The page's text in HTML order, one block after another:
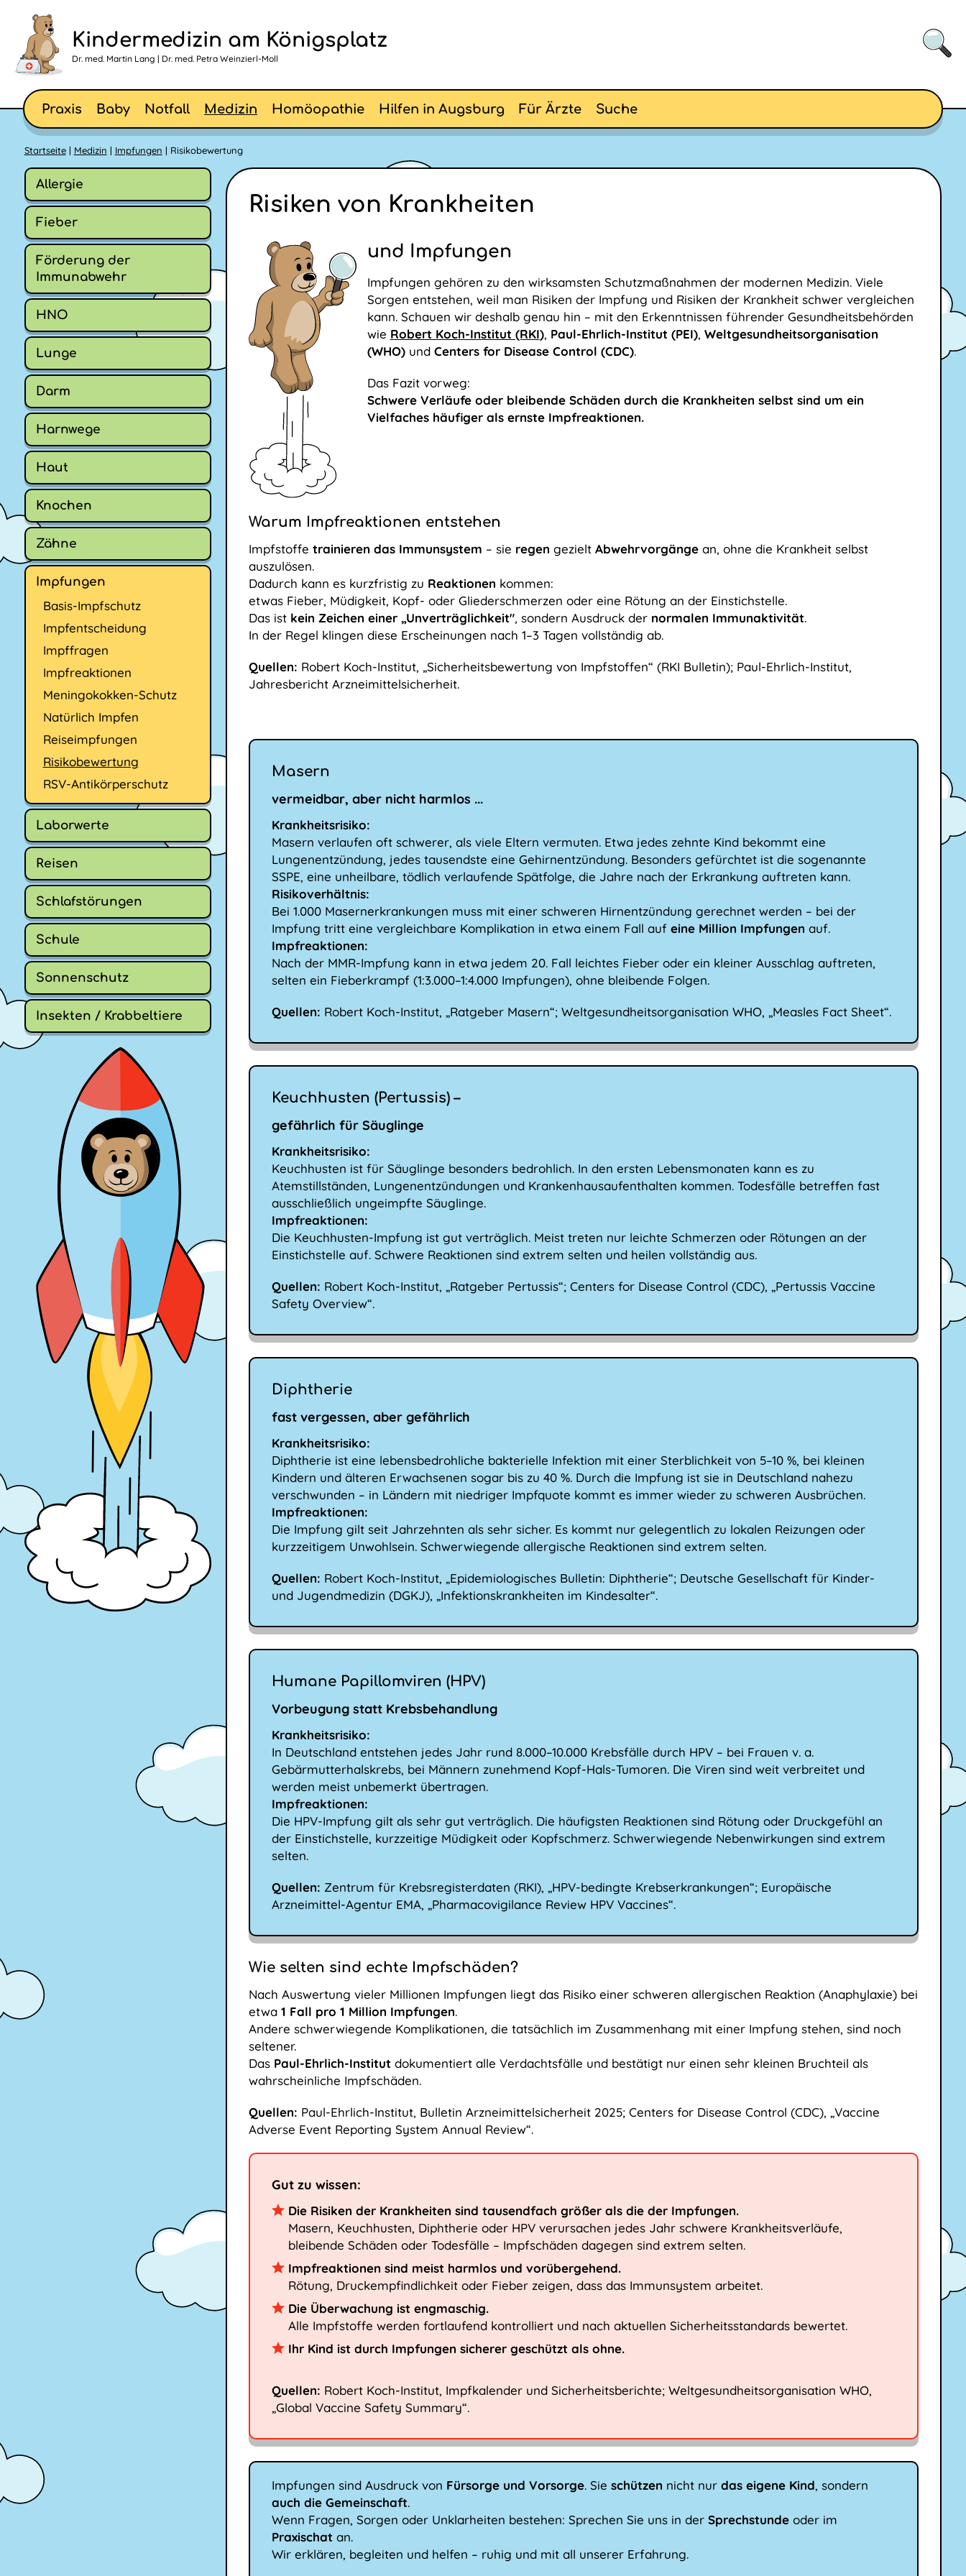
Kindermedizin am Königsplatz
Dr. med. Martin Lang | Dr. med. Petra Weinzierl-Moll
Praxis Baby Notfall Medizin Homöopathie Hilfen in Augsburg Für Ärzte Suche
Startseite| Medizin | Impfungen | Risikobewertung
Allergie
Fieber
Förderung der
Immunabwehr
HNO
Lunge
Darm
Harnwege
Haut
Knochen
Zähne
Impfungen
Basis-Impfschutz
Impfentscheidung
Impffragen
Impfreaktionen
Meningokokken-Schutz
Natürlich Impfen
Reiseimpfungen
Risikobewertung
RSV-Antikörperschutz
Laborwerte
Reisen
Schlafstörungen
Schule
Sonnenschutz
Insekten / Krabbeltiere
Risiken von Krankheiten
und Impfungen
Impfungen gehören zu den wirksamsten Schutzmaßnahmen der modernen Medizin. Viele
Sorgen entstehen, weil man Risiken der Impfung und Risiken der Krankheit schwer vergleichen
kann. Schauen wir deshalb genau hin – mit den Erkenntnissen führender Gesundheitsbehörden
wie Robert Koch-Institut (RKI), Paul-Ehrlich-Institut (PEI), Weltgesundheitsorganisation
(WHO)und Centers for Disease Control (CDC).
Das Fazit vorweg:
Schwere Verläufe oder bleibende Schäden durch die Krankheiten selbst sind um ein
Vielfaches häufiger als ernste Impfreaktionen.
Warum Impfreaktionen entstehen
Impfstoffe trainieren das Immunsystem – sie regen gezielt Abwehrvorgänge an, ohne die Krankheit selbst
auszulösen.
Dadurch kann es kurzfristig zu Reaktionen kommen:
etwas Fieber, Müdigkeit, Kopf- oder Gliederschmerzen oder eine Rötung an der Einstichstelle.
Das ist kein Zeichen einer „Unverträglichkeit", sondern Ausdruck der normalen Immunaktivität.
In der Regel klingen diese Erscheinungen nach 1–3 Tagen vollständig ab.
Quellen: Robert Koch-Institut, „Sicherheitsbewertung von Impfstoffen“ (RKI Bulletin); Paul-Ehrlich-Institut,
Jahresbericht Arzneimittelsicherheit.
Masern
vermeidbar, aber nicht harmlos ...
Krankheitsrisiko:
Masern verlaufen oft schwerer, als viele Eltern vermuten. Etwa jedes zehnte Kind bekommt eine
Lungenentzündung, jedes tausendste eine Gehirnentzündung. Besonders gefürchtet ist die sogenannte
SSPE, eine unheilbare, tödlich verlaufende Spätfolge, die Jahre nach der Erkrankung auftreten kann.
Risikoverhältnis:
Bei 1.000 Masernerkrankungen muss mit einer schweren Hirnentzündung gerechnet werden – bei der
Impfung tritt eine vergleichbare Komplikation in etwa einem Fall auf eine Million Impfungen auf.
Impfreaktionen:
Nach der MMR-Impfung kann in etwa jedem 20. Fall leichtes Fieber oder ein kleiner Ausschlag auftreten,
selten ein Fieberkrampf (1:3.000–1:4.000 Impfungen), ohne bleibende Folgen.
Quellen: Robert Koch-Institut, „Ratgeber Masern“; Weltgesundheitsorganisation WHO, „Measles Fact Sheet“.
Keuchhusten (Pertussis) –
gefährlich für Säuglinge
Krankheitsrisiko:
Keuchhusten ist für Säuglinge besonders bedrohlich. In den ersten Lebensmonaten kann es zu
Atemstillständen, Lungenentzündungen und Krankenhausaufenthalten kommen. Todesfälle betreffen fast
ausschließlich ungeimpfte Säuglinge.
Impfreaktionen:
Die Keuchhusten-Impfung ist gut verträglich. Meist treten nur leichte Schmerzen oder Rötungen an der
Einstichstelle auf. Schwere Reaktionen sind extrem selten und heilen vollständig aus.
Quellen: Robert Koch-Institut, „Ratgeber Pertussis“; Centers for Disease Control (CDC), „Pertussis Vaccine
Safety Overview“.
Diphtherie
fast vergessen, aber gefährlich
Krankheitsrisiko:
Diphtherie ist eine lebensbedrohliche bakterielle Infektion mit einer Sterblichkeit von 5–10 %, bei kleinen
Kindern und älteren Erwachsenen sogar bis zu 40 %. Durch die Impfung ist sie in Deutschland nahezu
verschwunden – in Ländern mit niedriger Impfquote kommt es immer wieder zu schweren Ausbrüchen.
Impfreaktionen:
Die Impfung gilt seit Jahrzehnten als sehr sicher. Es kommt nur gelegentlich zu lokalen Reizungen oder
kurzzeitigem Unwohlsein. Schwerwiegende allergische Reaktionen sind extrem selten.
Quellen: Robert Koch-Institut, „Epidemiologisches Bulletin: Diphtherie“; Deutsche Gesellschaft für Kinder-
und Jugendmedizin (DGKJ), „Infektionskrankheiten im Kindesalter“.
Humane Papillomviren (HPV)
Vorbeugung statt Krebsbehandlung
Krankheitsrisiko:
In Deutschland entstehen jedes Jahr rund 8.000–10.000 Krebsfälle durch HPV – bei Frauen v. a.
Gebärmutterhalskrebs, bei Männern zunehmend Kopf-Hals-Tumoren. Die Viren sind weit verbreitet und
werden meist unbemerkt übertragen.
Impfreaktionen:
Die HPV-Impfung gilt als sehr gut verträglich. Die häufigsten Reaktionen sind Rötung oder Druckgefühl an
der Einstichstelle, kurzzeitige Müdigkeit oder Kopfschmerz. Schwerwiegende Nebenwirkungen sind extrem
selten.
Quellen: Zentrum für Krebsregisterdaten (RKI), „HPV-bedingte Krebserkrankungen“; Europäische
Arzneimittel-Agentur EMA, „Pharmacovigilance Review HPV Vaccines“.
Wie selten sind echte Impfschäden?
Nach Auswertung vieler Millionen Impfungen liegt das Risiko einer schweren allergischen Reaktion (Anaphylaxie) bei
etwa 1 Fall pro 1 Million Impfungen.
Andere schwerwiegende Komplikationen, die tatsächlich im Zusammenhang mit einer Impfung stehen, sind noch
seltener.
Das Paul-Ehrlich-Institut dokumentiert alle Verdachtsfälle und bestätigt nur einen sehr kleinen Bruchteil als
wahrscheinliche Impfschäden.
Quellen: Paul-Ehrlich-Institut, Bulletin Arzneimittelsicherheit 2025; Centers for Disease Control (CDC), „Vaccine
Adverse Event Reporting System Annual Review“.
Gut zu wissen:
Die Risiken der Krankheiten sind tausendfach größer als die der Impfungen.
Masern, Keuchhusten, Diphtherie oder HPV verursachen jedes Jahr schwere Krankheitsverläufe,
bleibende Schäden oder Todesfälle – Impfschäden dagegen sind extrem selten.
Impfreaktionen sind meist harmlos und vorübergehend.
Rötung, Druckempfindlichkeit oder Fieber zeigen, dass das Immunsystem arbeitet.
Die Überwachung ist engmaschig.
Alle Impfstoffe werden fortlaufend kontrolliert und nach aktuellen Sicherheitsstandards bewertet.
Ihr Kind ist durch Impfungen sicherer geschützt als ohne.
Quellen: Robert Koch-Institut, Impfkalender und Sicherheitsberichte; Weltgesundheitsorganisation WHO,
„Global Vaccine Safety Summary“.
Impfungen sind Ausdruck von Fürsorge und Vorsorge. Sie schützen nicht nur das eigene Kind, sondern
auch die Gemeinschaft.
Wenn Fragen, Sorgen oder Unklarheiten bestehen: Sprechen Sie uns in der Sprechstunde oder im
Praxischat an.
Wir erklären, begleiten und helfen – ruhig und mit all unserer Erfahrung.